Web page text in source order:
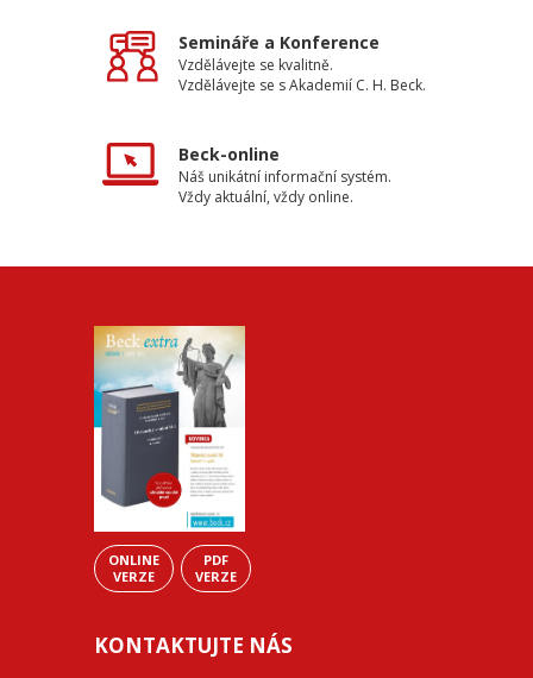
Semináře a Konference
Vzdělávejte se kvalitně.
Vzdělávejte se s Akademií C. H. Beck.
Beck-online
Náš unikátní informační systém.
Vždy aktuální, vždy online.
ONLINE
VERZE
PDF
VERZE
KONTAKTUJTE NÁS